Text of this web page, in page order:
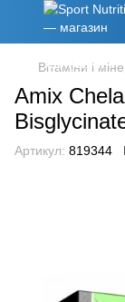
Вітаміни і
Amix
Артикул: 819344